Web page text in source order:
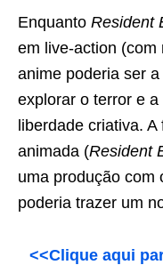
Enquanto Resident
em live-action (com
anime poderia ser
explorar o terror e
liberdade criativa.
animada (Resident
uma produção com
poderia trazer um
<<Clique aqui